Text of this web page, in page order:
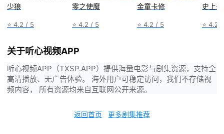
少狼
⭐ 4.2 / 5
零之使魔
⭐ 4.2 / 5
金童卡修
⭐ 4.2 / 5
史上
⭐ 4.2
关于听心视频APP
听心视频APP（TXSP.APP）提供海量电影与剧集资源，支持全
高清播放、无广告体验。 海外用户可稳定访问，我们不存储视
频内容， 所有资源均来自互联网公开来源。
返回首页 更多剧集推荐